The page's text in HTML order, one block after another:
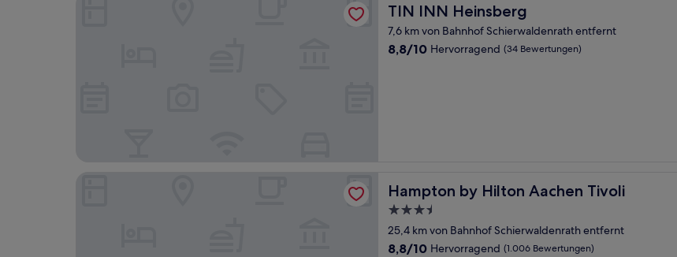
TIN INN Heinsberg
TIN INN Heinsberg
7,6 km von Bahnhof Schierwaldenrath entfernt
8.8
8,8/10 Hervorragend (34 Bewertungen)
Hampton by Hilton Aachen Tivoli
Hampton by Hilton Aachen Tivoli
3.5-
Sterne-
Unterkunft
25,4 km von Bahnhof Schierwaldenrath entfernt
8.8
8,8/10 Hervorragend (1.006 Bewertungen)